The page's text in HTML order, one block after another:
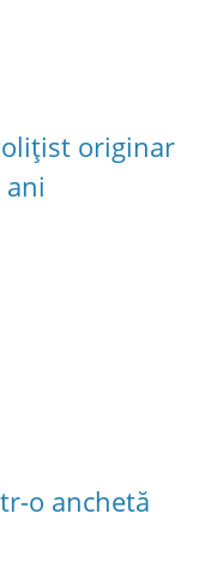
originar
o anchetă